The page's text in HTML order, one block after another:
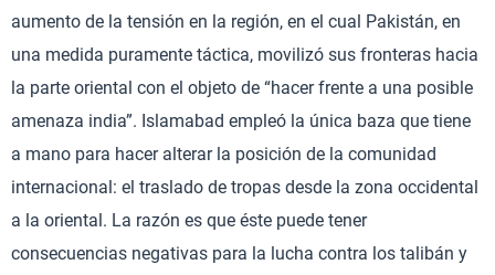
aumento de la tensión en la región, en el cual Pakistán, en
una medida puramente táctica, movilizó sus fronteras hacia
la parte oriental con el objeto de “hacer frente a una posible
amenaza india”. Islamabad empleó la única baza que tiene
a mano para hacer alterar la posición de la comunidad
internacional: el traslado de tropas desde la zona occidental
a la oriental. La razón es que éste puede tener
consecuencias negativas para la lucha contra los talibán y